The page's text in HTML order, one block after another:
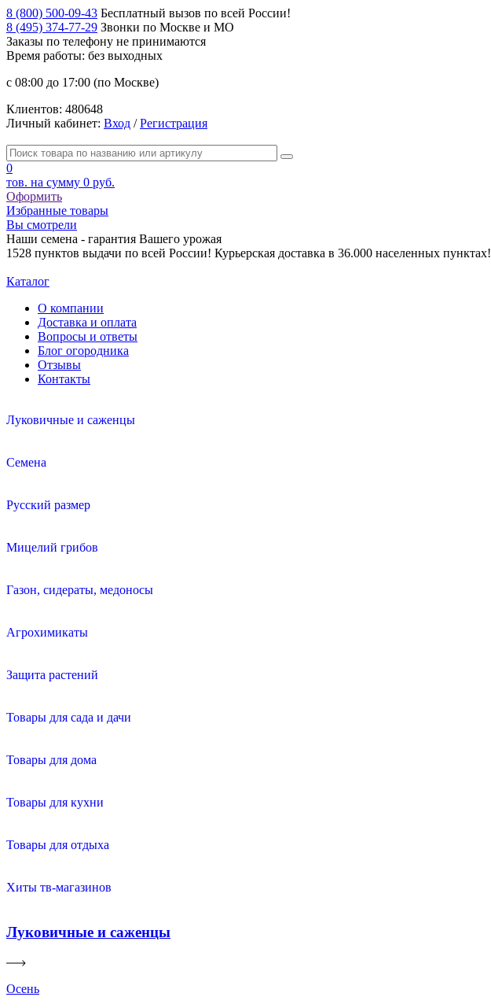
8 (800) 500-09-43 Бесплатный вызов по всей России!
8 (495) 374-77-29 Звонки по Москве и МО
Заказы по телефону не принимаются
Время работы: без выходных
с 08:00 до 17:00 (по Москве)
Клиентов: 480648
Личный кабинет: Вход /Регистрация
0
тов. на сумму 0 руб.
Оформить
Избранные товары
Вы смотрели
Наши семена - гарантия Вашего урожая
1528 пунктов выдачи по всей России! Курьерская доставка в 36.000 населенных пунктах!
Каталог
О компании
Доставка и оплата
Вопросы и ответы
Блог огородника
Отзывы
Контакты
Луковичные и саженцы
Семена
Русский размер
Мицелий грибов
Газон, сидераты, медоносы
Агрохимикаты
Защита растений
Товары для сада и дачи
Товары для дома
Товары для кухни
Товары для отдыха
Хиты тв-магазинов
Луковичные и саженцы
Осень